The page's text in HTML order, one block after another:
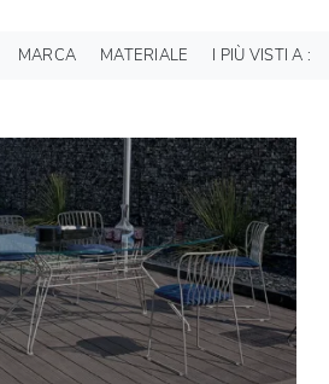
MARCA MATERIALE I PIÙ VISTI A :